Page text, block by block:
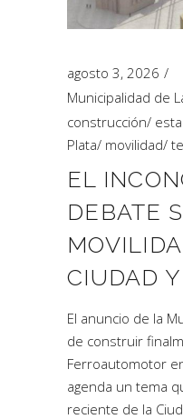
agosto 3, 2026
Municipalidad de
construcción/
Plata/ movilidad/
EL
DEBATE
CIUDAD
El anuncio de la
de construir
Ferroautomotor
agenda un tema
reciente de la